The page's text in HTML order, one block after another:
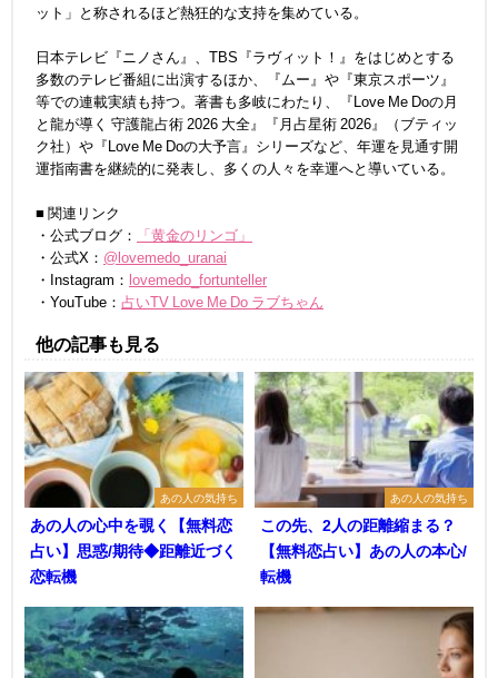
ット」と称されるほど熱狂的な支持を集めている。
日本テレビ『ニノさん』、TBS『ラヴィット！』をはじめとする
多数のテレビ番組に出演するほか、『ムー』や『東京スポーツ』
等での連載実績も持つ。著書も多岐にわたり、『Love Me Doの月
と龍が導く 守護龍占術 2026 大全』『月占星術 2026』（ブティッ
ク社）や『Love Me Doの大予言』シリーズなど、年運を見通す開
運指南書を継続的に発表し、多くの人々を幸運へと導いている。
■ 関連リンク
・公式ブログ：
「黄金のリンゴ」
・公式X： @lovemedo_uranai
・Instagram：
lovemedo_fortunteller
・YouTube： 占いTV Love Me Do ラブちゃん
他の記事も見る
あの人の気持ち
あの人の心中を覗く【無料恋
占い】思惑/期待◆距離近づく
恋転機
あの人の気持ち
この先、2人の距離縮まる？
【無料恋占い】あの人の本心/
転機